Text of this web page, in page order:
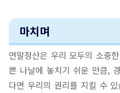
마치며
연말정산은 우리 모두의 소중
쁜 나날에 놓치기 쉬운 만큼,
다면 우리의 권리를 지킬 수